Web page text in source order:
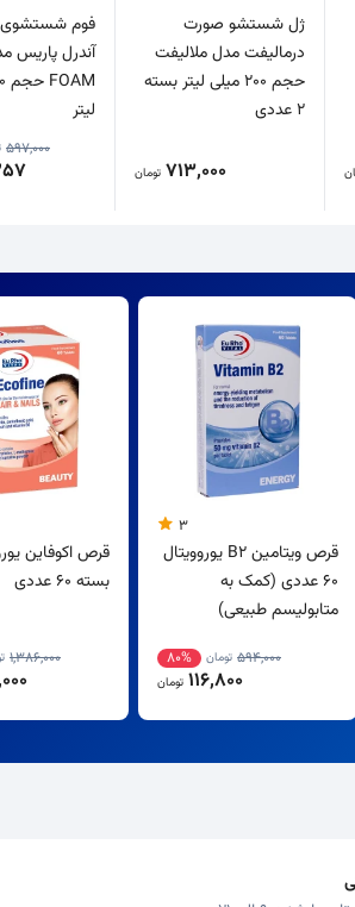
ژل شستشو صورت
درمالیفت مدل ملالیفت
حجم 200 میلی لیتر بسته
2 عددی
713,000 تومان
فوم
لیتر
597,000
3
قرص ویتامین B2 یوروویتال
60 عددی (کمک به
متابولیسم طبیعی)
594,000 تومان 80%
116,800 تومان
قرص اکوفاین
بسته 60 عددی
1,386,000